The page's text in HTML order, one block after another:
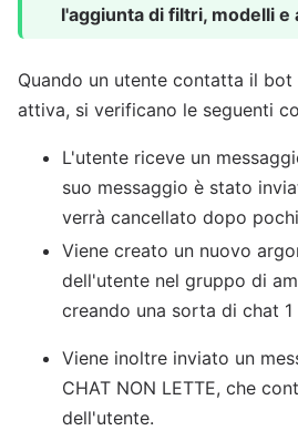
l'aggiunta di filtri, modelli e
Quando un utente contatta il bot
attiva, si verificano le seguenti
L'utente riceve un
suo messaggio è stato
verrà cancellato dopo
Viene creato un nuovo
dell'utente nel gruppo di
creando una sorta di chat 1
Viene inoltre inviato un
CHAT NON LETTE, che
dell'utente.